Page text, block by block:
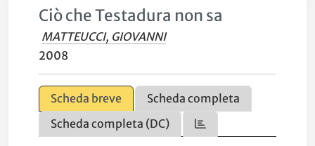
Ciò che Testadura non sa
MATTEUCCI, GIOVANNI
2008
Scheda breve
Scheda completa
Scheda completa (DC)